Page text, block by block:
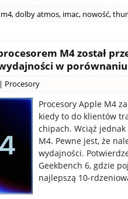
,dolby atmos, imac, nowość,
M4 został
w
| Procesory
Procesory Apple M4
kiedy to do klientów
chipach. Wciąż
M4. Pewne jest, że
wydajności.
Geekbench 6, gdzie
najlepszą 10-